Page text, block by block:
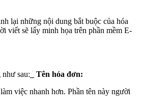
lại những nội dung bắt buộc của hóa
viết sẽ lấy minh họa trên phần mềm E-
sau: _ Tên hóa đơn:
việc nhanh hơn. Phần tên này người